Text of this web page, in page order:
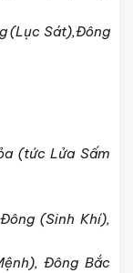
(Lục Sát),Đông
(tức Lửa Sấm
(Sinh Khí),
Đông Bắc